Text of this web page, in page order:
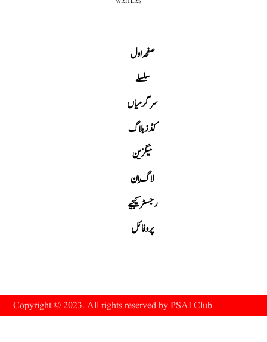
صفحہ اول
سلسلے
سرگرمیاں
کڈز بلاگ
میگزین
لاگ اِن
رجسٹر کیجیے
پروفائل
Copyright © 2023. All rights reserved by PSAI Club